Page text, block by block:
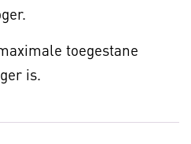
toegestane
is.